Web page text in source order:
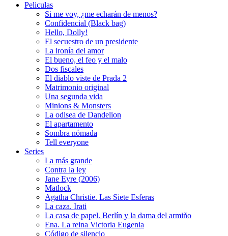
Peliculas
Si me voy, ¿me echarán de menos?
Confidencial (Black bag)
Hello, Dolly!
El secuestro de un presidente
La ironía del amor
El bueno, el feo y el malo
Dos fiscales
El diablo viste de Prada 2
Matrimonio original
Una segunda vida
Minions & Monsters
La odisea de Dandelion
El apartamento
Sombra nómada
Tell everyone
Series
La más grande
Contra la ley
Jane Eyre (2006)
Matlock
Agatha Christie. Las Siete Esferas
La caza. Irati
La casa de papel. Berlín y la dama del armiño
Ena. La reina Victoria Eugenia
Código de silencio